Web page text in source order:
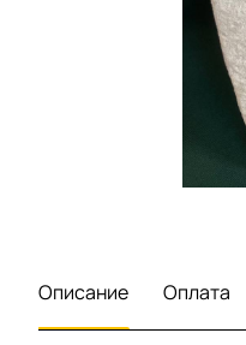
Описание Оплата